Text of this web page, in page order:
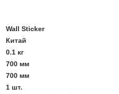
Wall Sticker
Китай
0.1 кг
700 мм
700 мм
1 шт.